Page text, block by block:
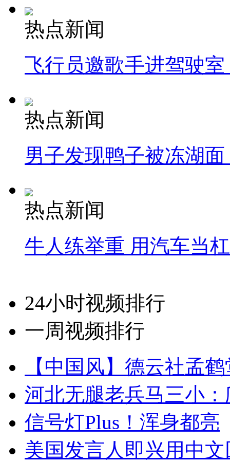
热点新闻
飞行员邀歌手进驾驶
热点新闻
男子发现鸭子被冻湖
热点新闻
牛人练举重 用汽车当
24小时视频排行
一周视频排行
【中国风】德云社孟
河北无腿老兵马三小
信号灯Plus！浑身都亮
美国发言人即兴用中